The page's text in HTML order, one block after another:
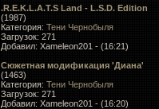
.R.E.K.L.A.T.S Land - L.S.D. Edition
(1987)
Категория: Тени Чернобыля
Загрузок: 271
Добавил: Xameleon201 - (16:21)
Сюжетная модификация 'Диана'
(1463)
Категория: Тени Чернобыля
Загрузок: 271
Добавил: Xameleon201 - (16:20)